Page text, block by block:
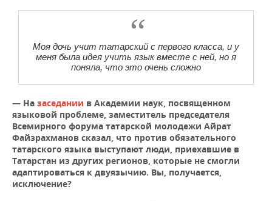
Моя дочь учит татарский с первого класса, и у
меня была идея учить язык вместе с ней, но я
поняла, что это очень сложно
— На заседании в Академии наук, посвященном
языковой проблеме, заместитель председателя
Всемирного форума татарской молодежи Айрат
Файзрахманов сказал, что против обязательного
татарского языка выступают люди, приехавшие в
Татарстан из других регионов, которые не смогли
адаптироваться к двуязычию. Вы, получается,
исключение?